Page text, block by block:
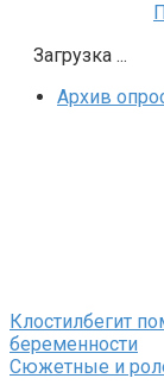
Загрузка ...
Архив
Клостилбегит
беременности
Сюжетные и